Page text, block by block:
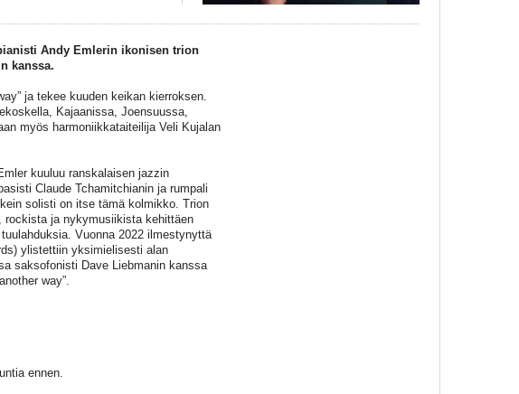
Andy Emlerin ikonisen trion
kanssa.
ja tekee kuuden keikan kierroksen.
Kajaanissa, Joensuussa,
myös harmoniikkataiteilija Veli Kujalan
kuuluu ranskalaisen jazzin
Claude Tchamitchianin ja rumpali
solisti on itse tämä kolmikko. Trion
rockista ja nykymusiikista kehittäen
Vuonna 2022 ilmestynyttä
ylistettiin yksimielisesti alan
saksofonisti Dave Liebmanin kanssa
way”.
ennen.